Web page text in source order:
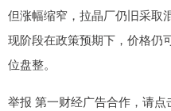
但涨幅缩窄，拉晶厂仍旧采取
现阶段在政策预期下，价格仍
位盘整。
举报 第一财经广告合作，请